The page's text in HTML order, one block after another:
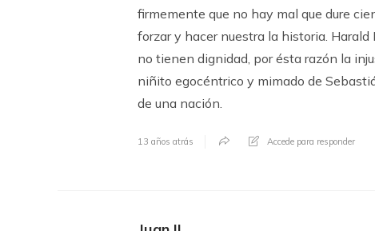
firmemente que no hay mal que dure
forzar y hacer nuestra la historia.
no tienen dignidad, por ésta razón la
niñito egocéntrico y mimado de
de una nación.
13 años atrás Accede para responder